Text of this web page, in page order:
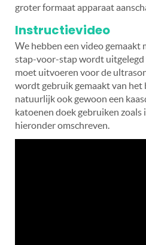
groter formaat apparaat
Instructievideo
We hebben een video gemaakt
stap-voor-stap wordt uitgelegd
moet uitvoeren voor de
wordt gebruik gemaakt van het
natuurlijk ook gewoon een
katoenen doek gebruiken zoals
hieronder omschreven.